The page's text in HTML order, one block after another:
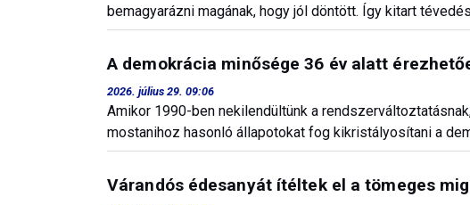
bemagyarázni magának, hogy jól döntött. Így kitart
A demokrácia minősége 36 év alatt
2026. július 29. 09:06
Amikor 1990-ben nekilendültünk a
mostanihoz hasonló állapotokat fog kikristályosítani a
Várandós édesanyát ítéltek el a tömeges